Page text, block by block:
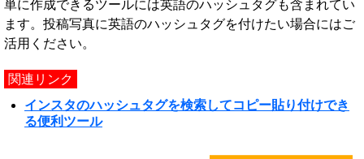
単に作成できるツールには英語のハッシュタグも含まれてい
ます。投稿写真に英語のハッシュタグを付けたい場合にはご
活用ください。
関連リンク
インスタのハッシュタグを検索してコピー貼り付けでき
る便利ツール